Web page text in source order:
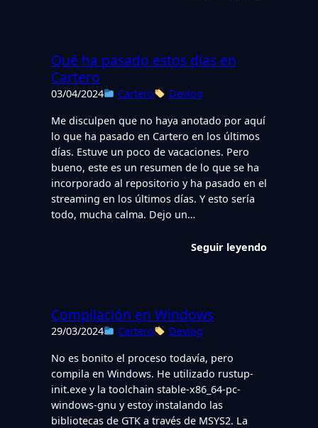
Qué ha pasado estos días en
Cartero
03/04/2024 Cartero
Devlog
Me disculpen que no haya anotado por aquí
lo que ha pasado en Cartero en los últimos
días. Estuve un poco de vacaciones. Pero
bueno, este es un resumen de lo que se ha
incorporado al repositorio y ha pasado en el
streaming en los últimos días. Y esto sería
todo, mucha calma. Dejo un…
Seguir leyendo
Compilación en Windows
29/03/2024 Cartero
Devlog
No es bonito el proceso todavía, pero
compila en Windows. He utilizado rustup-
init.exe y la toolchain stable-x86_64-pc-
windows-gnu y estoy instalando las
bibliotecas de GTK a través de MSYS2. La